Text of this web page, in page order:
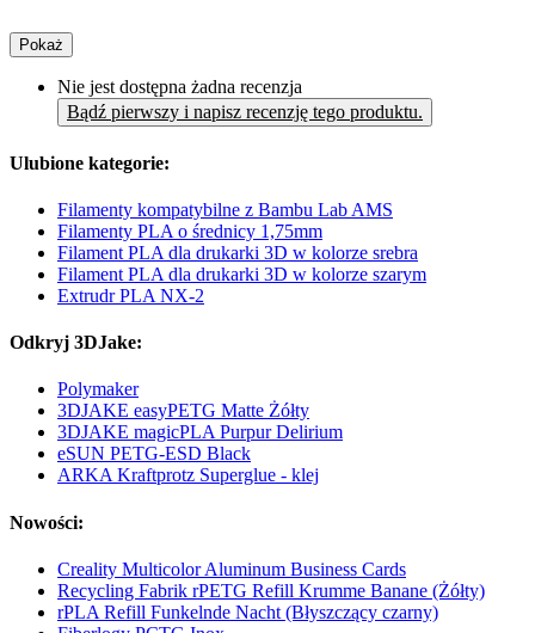
Pokaż
Nie jest dostępna żadna recenzja
Bądź pierwszy i napisz recenzję tego produktu.
Ulubione kategorie:
Filamenty kompatybilne z Bambu Lab AMS
Filamenty PLA o średnicy 1,75mm
Filament PLA dla drukarki 3D w kolorze srebra
Filament PLA dla drukarki 3D w kolorze szarym
Extrudr PLA NX-2
Odkryj 3DJake:
Polymaker
3DJAKE easyPETG Matte Żółty
3DJAKE magicPLA Purpur Delirium
eSUN PETG-ESD Black
ARKA Kraftprotz Superglue - klej
Nowości:
Creality Multicolor Aluminum Business Cards
Recycling Fabrik rPETG Refill Krumme Banane (Żółty)
rPLA Refill Funkelnde Nacht (Błyszczący czarny)